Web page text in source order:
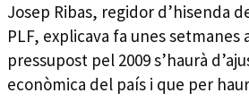
Josep Ribas, regidor d’hisenda
PLF, explicava fa unes setmanes
pressupost pel 2009 s’haurà
econòmica del país i que per